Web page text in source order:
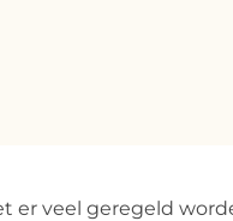
er veel geregeld